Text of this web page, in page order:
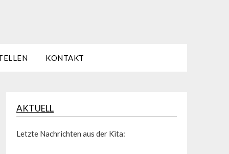
KONTAKT
AKTUELL
Letzte Nachrichten aus der Kita: